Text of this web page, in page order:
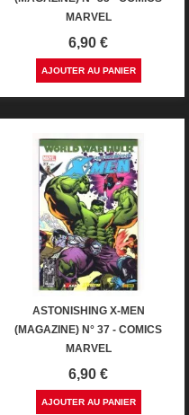
MARVEL
Prix
6,90 €
AJOUTER AU PANIER
ASTONISHING X-MEN
(MAGAZINE) N° 37 - COMICS
MARVEL
Prix
6,90 €
AJOUTER AU PANIER